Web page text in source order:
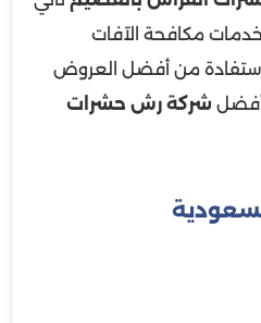
مكافحة الآفات
من أفضل العروض
أفضل شركة رش حشرات